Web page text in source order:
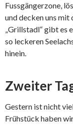
Fussgängerzone,
und decken uns
„Grillstadl“ gibt es
so leckeren
hinein.
Zweiter
Gestern ist nicht
Frühstück haben